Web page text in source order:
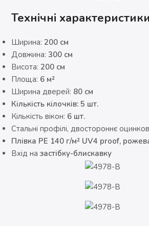
Технічні характеристики
Ширина:200 см
Довжина:300 см
Висота:200 см
Площа: 6 м²
Ширина дверей: 80 см
Кількість кілочків: 5 шт.
Кількість вікон: 6 шт.
Стальні профілі, двостороннє
Плівка PE 140 г/м² UV4 proof,
Вхід назастібку-блискавку